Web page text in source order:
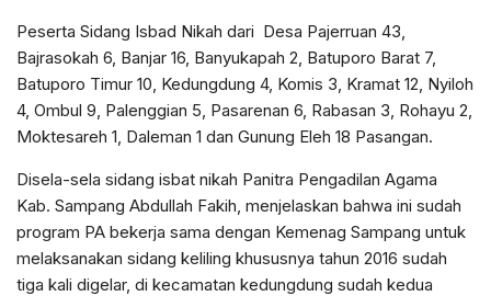
Peserta Sidang Isbad Nikah dari Desa Pajerruan 43,
Bajrasokah 6, Banjar 16, Banyukapah 2, Batuporo Barat 7,
Batuporo Timur 10, Kedungdung 4, Komis 3, Kramat 12, Nyiloh
4, Ombul 9, Palenggian 5, Pasarenan 6, Rabasan 3, Rohayu 2,
Moktesareh 1, Daleman 1 dan Gunung Eleh 18 Pasangan.
Disela-sela sidang isbat nikah Panitra Pengadilan Agama
Kab. Sampang Abdullah Fakih, menjelaskan bahwa ini sudah
program PA bekerja sama dengan Kemenag Sampang untuk
melaksanakan sidang keliling khususnya tahun 2016 sudah
tiga kali digelar, di kecamatan kedungdung sudah kedua